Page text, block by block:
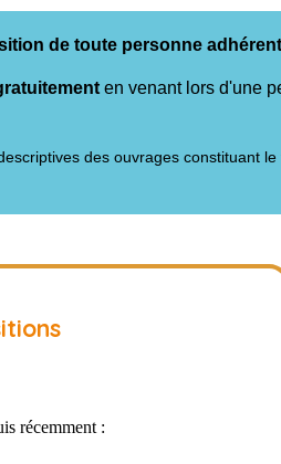
de toute personne
en venant lors d'une
des ouvrages constituant
récemment :